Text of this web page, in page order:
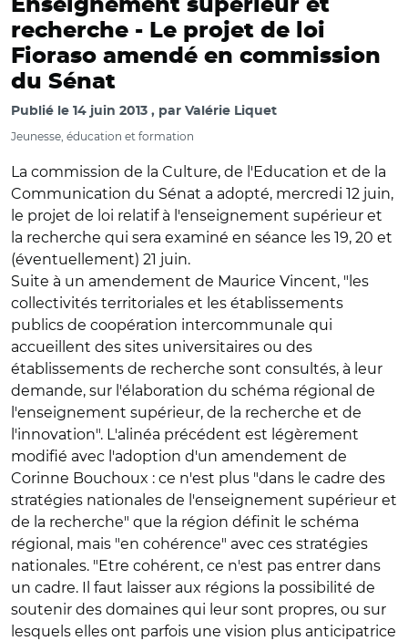
Enseignement supérieur et
recherche - Le projet de loi
Fioraso amendé en commission
du Sénat
Publié le 14 juin 2013 par Valérie Liquet
Jeunesse, éducation et formation
La commission de la Culture, de l'Education et de la
Communication du Sénat a adopté, mercredi 12 juin,
le projet de loi relatif à l'enseignement supérieur et
la recherche qui sera examiné en séance les 19, 20 et
(éventuellement) 21 juin.
Suite à un amendement de Maurice Vincent, "les
collectivités territoriales et les établissements
publics de coopération intercommunale qui
accueillent des sites universitaires ou des
établissements de recherche sont consultés, à leur
demande, sur l'élaboration du schéma régional de
l'enseignement supérieur, de la recherche et de
l'innovation". L'alinéa précédent est légèrement
modifié avec l'adoption d'un amendement de
Corinne Bouchoux : ce n'est plus "dans le cadre des
stratégies nationales de l'enseignement supérieur et
de la recherche" que la région définit le schéma
régional, mais "en cohérence" avec ces stratégies
nationales. "Etre cohérent, ce n'est pas entrer dans
un cadre. Il faut laisser aux régions la possibilité de
soutenir des domaines qui leur sont propres, ou sur
lesquels elles ont parfois une vision plus anticipatrice